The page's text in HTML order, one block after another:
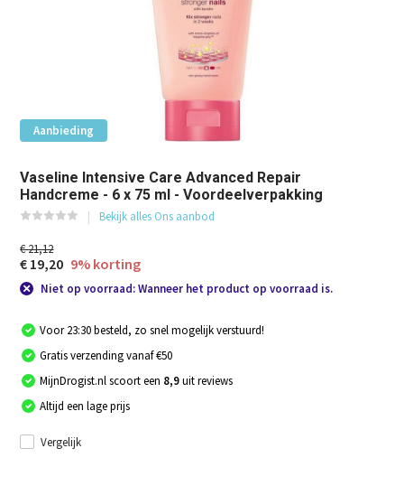
Aanbieding
Vaseline Intensive Care Advanced Repair
Handcreme - 6 x 75 ml - Voordeelverpakking
Bekijk alles Ons aanbod
€ 21,12
€ 19,20 9% korting
Niet op voorraad: Wanneer het product op voorraad is.
Voor 23:30 besteld, zo snel mogelijk verstuurd!
Gratis verzending vanaf €50
MijnDrogist.nl scoort een 8,9uit reviews
Altijd een lage prijs
Vergelijk